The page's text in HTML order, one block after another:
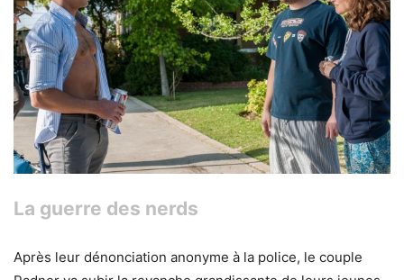
La guerre des nerds
Après leur dénonciation anonyme à la police, le couple